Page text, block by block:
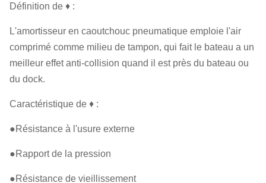
Définition de ♦ :
L'amortisseur en caoutchouc pneumatique emploie l'air
comprimé comme milieu de tampon, qui fait le bateau a un
meilleur effet anti-collision quand il est près du bateau ou
du dock.
Caractéristique de ♦ :
●Résistance à l'usure externe
●Rapport de la pression
●Résistance de vieillissement